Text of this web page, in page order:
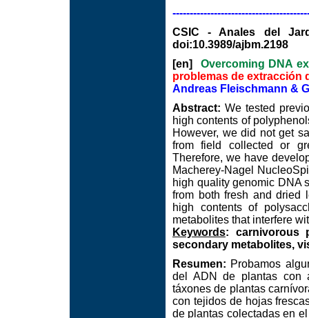
CSIC - Anales del
doi:10.3989/ajbm.2198
[en]
Overcoming DNA
problemas de extracción
Andreas Fleischmann &
Abstract: We tested
high contents of
However, we did not get
from field collected or
Therefore, we have
Macherey-Nagel
high quality genomic DNA
from both fresh and dried
high contents of
metabolites that interfere
Keywords: carnivorous
secondary metabolites,
Resumen: Probamos
del ADN de plantas con
táxones de plantas
con tejidos de hojas
de plantas colectadas en